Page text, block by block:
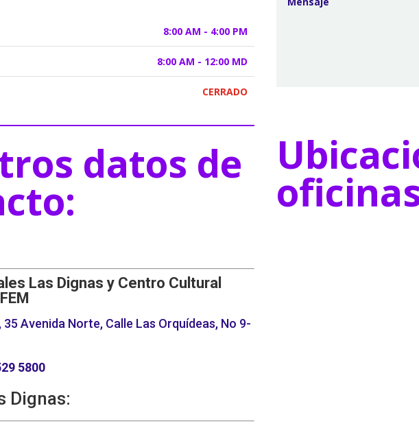
8:00 AM - 4:00 PM
8:00 AM - 12:00 MD
CERRADO
datos de
Las Dignas y Centro Cultural
Avenida Norte, Calle Las Orquídeas, No 9-
5800
Dignas: